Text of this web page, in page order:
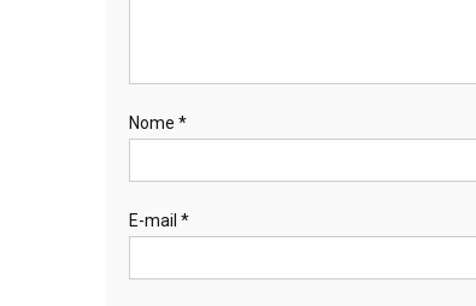
Nome *
E-mail *